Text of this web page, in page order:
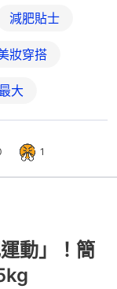
減肥貼士
妝穿搭
大
1
動」！簡